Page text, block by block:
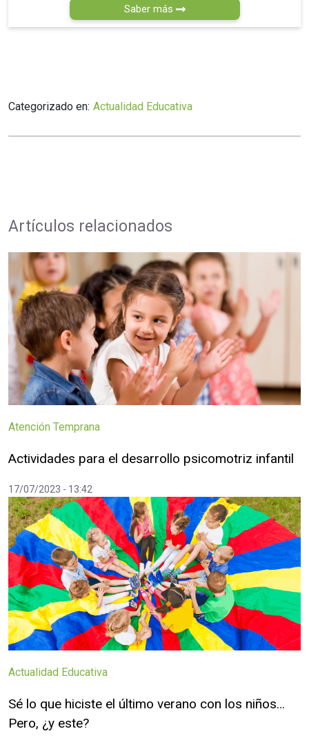
Saber más
Categorizado en: Actualidad Educativa
Artículos relacionados
Atención Temprana
Actividades para el desarrollo psicomotriz infantil
17/07/2023 - 13:42
Actualidad Educativa
Sé lo que hiciste el último verano con los niños…
Pero, ¿y este?